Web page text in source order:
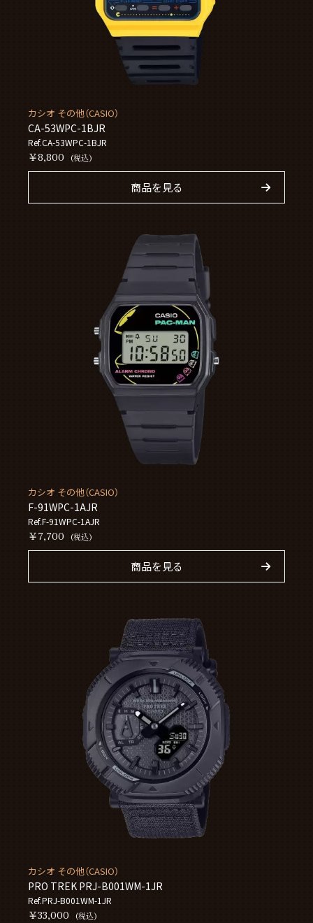
カシオ その他（CASIO）
CA-53WPC-1BJR
Ref.CA-53WPC-1BJR
￥8,800 (税込)
商品を見る
カシオ その他（CASIO）
F-91WPC-1AJR
Ref.F-91WPC-1AJR
￥7,700 (税込)
商品を見る
カシオ その他（CASIO）
PRO TREK PRJ-B001WM-1JR
Ref.PRJ-B001WM-1JR
￥33,000 (税込)